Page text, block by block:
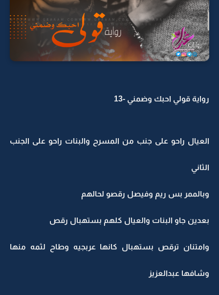
رواية قولي احبك وضمني -13
العيال راحو على جنب من المسرح والبنات راحو على الجنب
الثاني
وبالممر بس ريم وفيصل رقصو لحالهم
بعدين جاو البنات والعيال كلهم بستهبال رقص
وامتنان ترقص بستهبال كانها عربجيه وطاح لثمه منها
وشافها عبدالعزيز